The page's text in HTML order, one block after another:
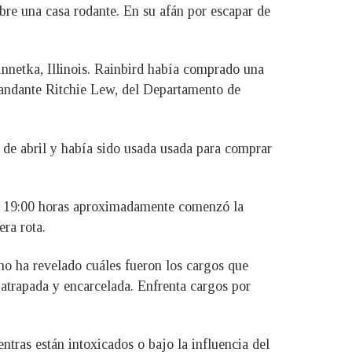
una casa rodante. En su afán por escapar de
Illinois. Rainbird había comprado una
Ritchie Lew, del Departamento de
abril y había sido usada usada para comprar
horas aproximadamente comenzó la
rota.
ha revelado cuáles fueron los cargos que
y encarcelada. Enfrenta cargos por
están intoxicados o bajo la influencia del